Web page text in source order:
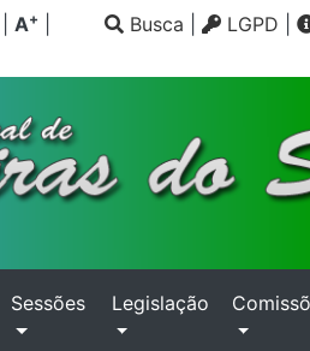
A+ Busca LGPD
Sessões Legislação